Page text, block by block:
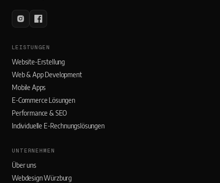
LEISTUNGEN
Website-Erstellung
Web & App Development
Mobile Apps
E-Commerce Lösungen
Performance & SEO
Individuelle E-Rechnungslösungen
UNTERNEHMEN
Über uns
Webdesign Würzburg